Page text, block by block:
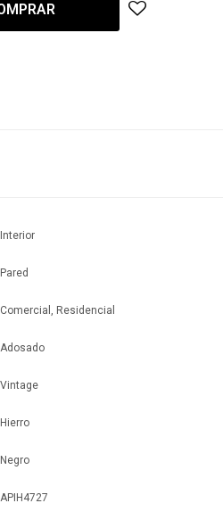
Interior
Pared
Comercial, Residencial
Adosado
Vintage
Hierro
Negro
APIH4727